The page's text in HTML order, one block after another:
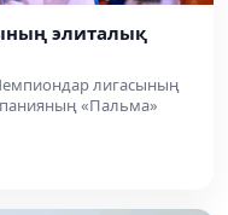
элиталық
лигасының
«Пальма»